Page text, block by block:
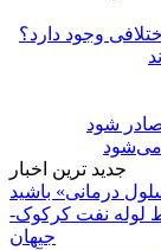
وجود دارد؟
شود
جدید ترین اخبار
لوله نفت کرکوک-
جیهان